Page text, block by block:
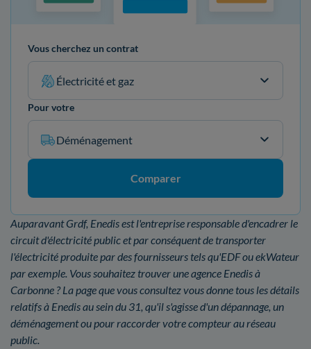
Vous cherchez un contrat
Électricité et gaz
Pour votre
Déménagement
Comparer
Auparavant Grdf, Enedis est l'entreprise responsable d'encadrer le
circuit d'électricité public et par conséquent de transporter
l'électricité produite par des fournisseurs tels qu'EDF ou ekWateur
par exemple. Vous souhaitez trouver une agence Enedis à
Carbonne ? La page que vous consultez vous donne tous les détails
relatifs à Enedis au sein du 31, qu'il s'agisse d'un dépannage, un
déménagement ou pour raccorder votre compteur au réseau
public.